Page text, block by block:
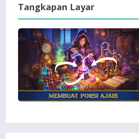
Tangkapan Layar